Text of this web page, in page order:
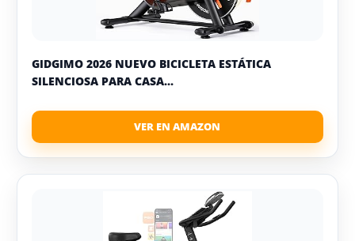
GIDGIMO 2026 NUEVO BICICLETA ESTÁTICA
SILENCIOSA PARA CASA...